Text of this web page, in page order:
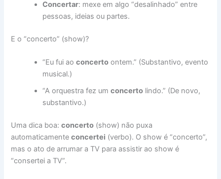
Concertar: mexe em algo “desalinhado” entre
pessoas, ideias ou partes.
E o “concerto” (show)?
“Eu fui aoconcerto ontem.” (Substantivo, evento
musical.)
“A orquestra fez umconcerto lindo.” (De novo,
substantivo.)
Uma dica boa:concerto (show) não puxa
automaticamenteconcertei (verbo). O show é “concerto”,
mas o ato de arrumar a TV para assistir ao show é
“consertei a TV”.